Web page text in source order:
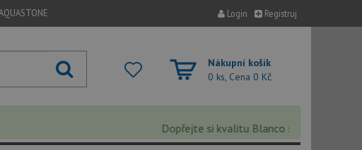
Login Registruj
Nákupní košík
0 ks, Cena 0 Kč
Dopřejte si kvalitu Blanco s extra 5% slevou